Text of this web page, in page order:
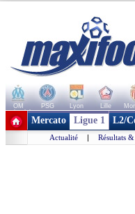
OM PSG Lyon Lille
+ de clubs
Mercato Ligue 1 L2/
Actualité | Résultats